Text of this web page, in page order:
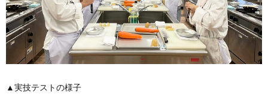
▲実技テストの様子